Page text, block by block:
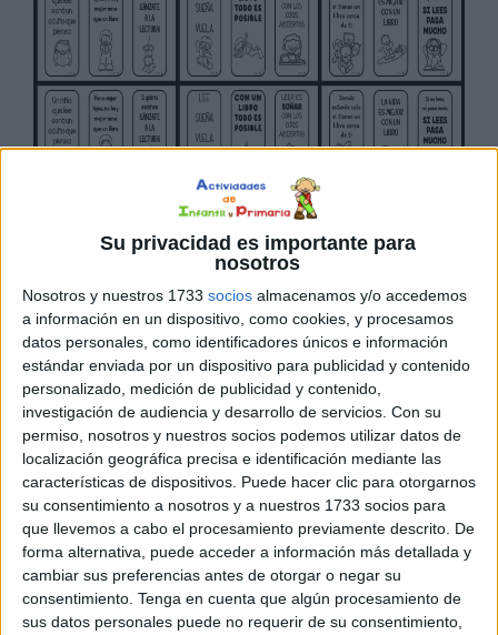
Su privacidad es importante para
nosotros
Nosotros y nuestros 1733 socios almacenamos y/o accedemos
a información en un dispositivo, como cookies, y procesamos
datos personales, como identificadores únicos e información
estándar enviada por un dispositivo para publicidad y contenido
personalizado, medición de publicidad y contenido,
investigación de audiencia y desarrollo de servicios. Con su
permiso, nosotros y nuestros socios podemos utilizar datos de
localización geográfica precisa e identificación mediante las
características de dispositivos. Puede hacer clic para otorgarnos
su consentimiento a nosotros y a nuestros 1733 socios para
que llevemos a cabo el procesamiento previamente descrito. De
forma alternativa, puede acceder a información más detallada y
cambiar sus preferencias antes de otorgar o negar su
consentimiento. Tenga en cuenta que algún procesamiento de
sus datos personales puede no requerir de su consentimiento,
marcapaginas dia del libro
CARTELES PARA
DECORAR EL AUL